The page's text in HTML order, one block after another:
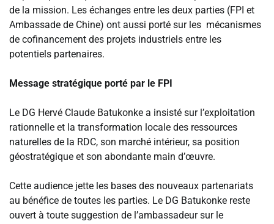
de la mission. Les échanges entre les deux parties (FPI et
Ambassade de Chine) ont aussi porté sur les mécanismes
de cofinancement des projets industriels entre les
potentiels partenaires.
‎Message stratégique porté par le FPI
‎Le DG Hervé Claude Batukonke a insisté sur l’exploitation
rationnelle et la transformation locale des ressources
naturelles de la RDC, son marché intérieur, sa position
géostratégique et son abondante main d’œuvre.
‎Cette audience jette les bases des nouveaux partenariats
au bénéfice de toutes les parties. Le DG Batukonke reste
ouvert à toute suggestion de l’ambassadeur sur le